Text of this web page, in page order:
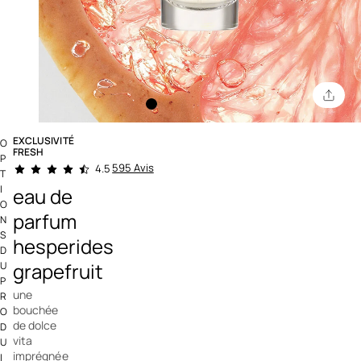
EXCLUSIVITÉ
FRESH
5 out of 5 Customer Rating
4.5 595 Avis
eau de
parfum
hesperides
grapefruit
une
bouchée
de dolce
vita
imprégnée
O
P
T
I
O
N
S
D
U
P
R
O
D
U
I